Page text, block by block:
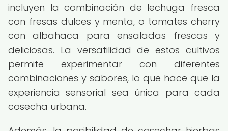
incluyen la combinación de lechuga fresca
con fresas dulces y menta, o tomates cherry
con albahaca para ensaladas frescas y
deliciosas. La versatilidad de estos cultivos
permite experimentar con diferentes
combinaciones y sabores, lo que hace que la
experiencia sensorial sea única para cada
cosecha urbana.